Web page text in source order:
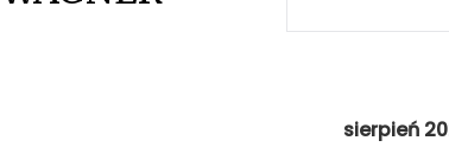
sierpień